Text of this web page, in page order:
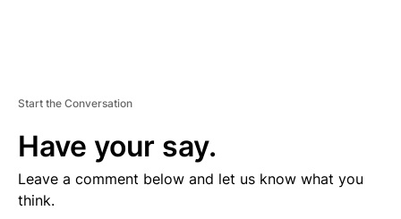
Start the Conversation
Have your say.
Leave a comment below and let us know what you
think.